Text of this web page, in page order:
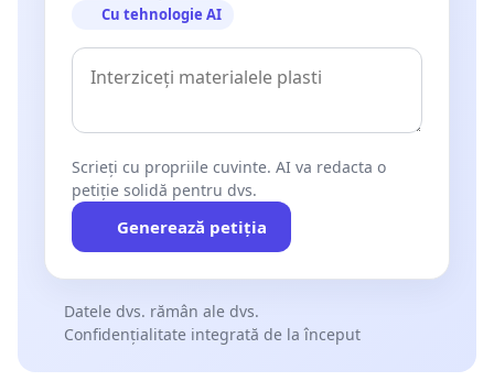
Cu tehnologie AI
Scrieți cu propriile cuvinte. AI va redacta o
petiție solidă pentru dvs.
Generează petiția
Datele dvs. rămân ale dvs.
Confidențialitate integrată de la început